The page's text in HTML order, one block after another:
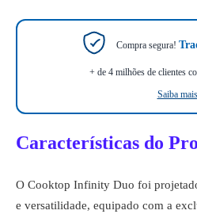
Compra segura!
+ de 4 milhões de clientes
Saiba mais
Características do
O Cooktop Infinity Duo foi
e versatilidade, equipado com a